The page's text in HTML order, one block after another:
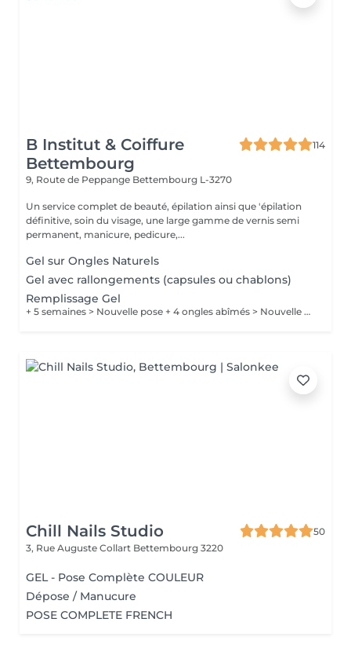
B Institut & Coiffure
Bettembourg
114
9, Route de Peppange Bettembourg L-3270
Un service complet de beauté, épilation ainsi que 'épilation
définitive, soin du visage, une large gamme de vernis semi
permanent, manicure, pedicure,...
Gel sur Ongles Naturels
Gel avec rallongements (capsules ou chablons)
Remplissage Gel
+ 5 semaines > Nouvelle pose + 4 ongles abîmés > Nouvelle pose
Chill Nails Studio
50
3, Rue Auguste Collart Bettembourg 3220
GEL - Pose Complète COULEUR
Dépose / Manucure
POSE COMPLETE FRENCH